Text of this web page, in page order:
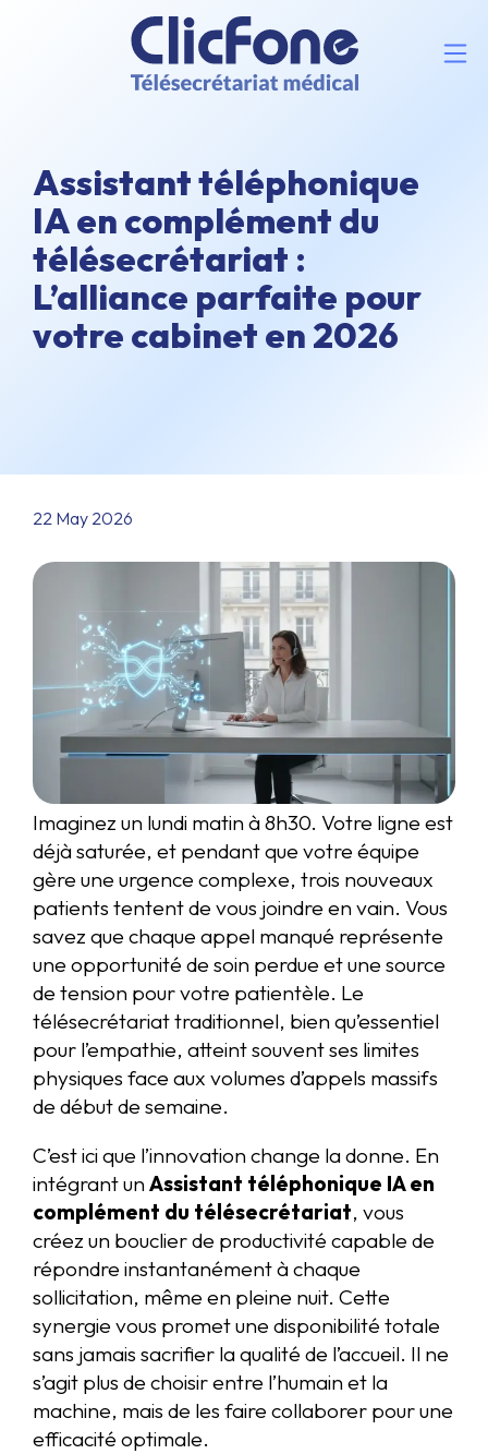
Assistant téléphonique
IA en complément du
télésecrétariat :
L’alliance parfaite pour
votre cabinet en 2026
22 May 2026
Imaginez un lundi matin à 8h30. Votre ligne est
déjà saturée, et pendant que votre équipe
gère une urgence complexe, trois nouveaux
patients tentent de vous joindre en vain. Vous
savez que chaque appel manqué représente
une opportunité de soin perdue et une source
de tension pour votre patientèle. Le
télésecrétariat traditionnel, bien qu’essentiel
pour l’empathie, atteint souvent ses limites
physiques face aux volumes d’appels massifs
de début de semaine.
C’est ici que l’innovation change la donne. En
intégrant unAssistant téléphonique IA en
complément du télésecrétariat, vous
créez un bouclier de productivité capable de
répondre instantanément à chaque
sollicitation, même en pleine nuit. Cette
synergie vous promet une disponibilité totale
sans jamais sacrifier la qualité de l’accueil. Il ne
s’agit plus de choisir entre l’humain et la
machine, mais de les faire collaborer pour une
efficacité optimale.